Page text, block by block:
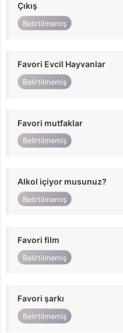
Çıkış
Belirtilmemiş
Favori Evcil Hayvanlar
Belirtilmemiş
Favori mutfaklar
Belirtilmemiş
Alkol içiyor musunuz?
Belirtilmemiş
Favori film
Belirtilmemiş
Favori şarkı
Belirtilmemiş